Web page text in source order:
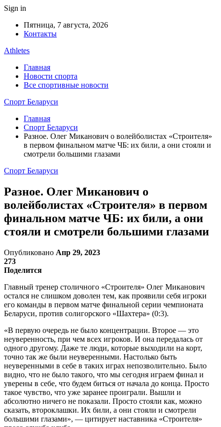
Sign in
Пятница, 7 августа, 2026
Контакты
Athletes
Главная
Новости спорта
Все спортивные новости
Спорт Беларуси
Главная
Спорт Беларуси
Разное. Олег Миканович о волейболистах «Строителя»
в первом финальном матче ЧБ: их били, а они стояли и
смотрели большими глазами
Спорт Беларуси
Разное. Олег Миканович о
волейболистах «Строителя» в первом
финальном матче ЧБ: их били, а они
стояли и смотрели большими глазами
Опубликовано Апр 29, 2023
273
Поделится
Главный тренер столичного «Строителя» Олег Миканович
остался не слишком доволен тем, как проявили себя игроки
его команды в первом матче финальной серии чемпионата
Беларуси, против солигорского «Шахтера» (0:3).
«В первую очередь не было концентрации. Второе — это
неуверенность, при чем всех игроков. И она передалась от
одного другому. Даже те люди, которые выходили на корт,
точно так же были неуверенными. Настолько быть
неуверенными в себе в таких играх непозволительно. Было
видно, что не было такого, что мы сегодня играем финал и
уверены в себе, что будем биться от начала до конца. Просто
такое чувство, что уже заранее проиграли. Вышли и
абсолютно ничего не показали. Просто стояли как, можно
сказать, второклашки. Их били, а они стояли и смотрели
большими глазами», — цитирует наставника «Строителя»